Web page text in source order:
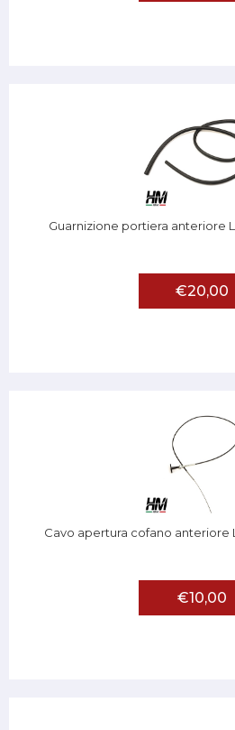
Guarnizione portiera anteriore
€20,00
Cavo apertura cofano anteriore
€10,00